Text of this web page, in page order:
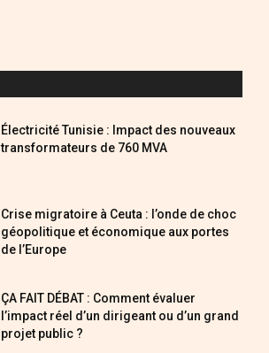
Électricité Tunisie : Impact des nouveaux
transformateurs de 760 MVA
Crise migratoire à Ceuta : l’onde de choc
géopolitique et économique aux portes
de l’Europe
ÇA FAIT DÉBAT : Comment évaluer
l’impact réel d’un dirigeant ou d’un grand
projet public ?